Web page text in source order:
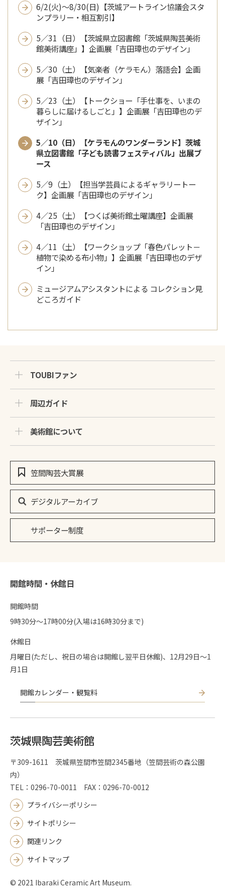
6/2(火)～8/30(日)【茨城アートライン協議会スタ
ンプラリー・相互割引】
5／31（日）【茨城県立図書館「茨城県陶芸美術
館美術講座」】企画展「吉田璋也のデザイン」
5／30（土）【気楽者（ケラモん）落語会】企画
展「吉田璋也のデザイン」
5／23（土）【トークショー「手仕事を、いまの
暮らしに届けるしごと」】企画展「吉田璋也のデ
ザイン」
5／10（日）【ケラモんのワンダーランド】茨城
県立図書館「子ども読書フェスティバル」出展ブ
ース
5／9（土）【担当学芸員によるギャラリートー
ク】企画展「吉田璋也のデザイン」
4／25（土）【つくば美術館土曜講座】企画展
「吉田璋也のデザイン」
4／11（土）【ワークショップ「春色パレット－
植物で染める布小物」】企画展「吉田璋也のデザ
イン」
ミュージアムアシスタントによる コレクション見
どころガイド
TOUBIファン
周辺ガイド
美術館について
笠間陶芸大賞展
デジタルアーカイブ
サポーター制度
開館時間・休館日
開館時間
9時30分〜17時00分(入場は16時30分まで)
休館日
月曜日(ただし、祝日の場合は開館し翌平日休館)、12月29日～1
月1日
開館カレンダー・観覧料
〒309-1611 茨城県笠間市笠間2345番地（笠間芸術の森公園
内）
TEL：0296-70-0011 FAX：0296-70-0012
プライバシーポリシー
サイトポリシー
関連リンク
サイトマップ
© 2021 Ibaraki Ceramic Art Museum.